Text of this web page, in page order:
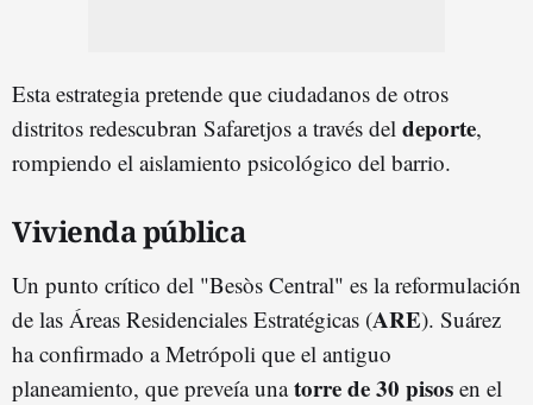
Esta estrategia pretende que ciudadanos de otros
distritos redescubran Safaretjos a través del deporte,
rompiendo el aislamiento psicológico del barrio.
Vivienda pública
Un punto crítico del "Besòs Central" es la reformulación
de las Áreas Residenciales Estratégicas (ARE). Suárez
ha confirmado a Metrópoli que el antiguo
planeamiento, que preveía unatorre de 30 pisos en el